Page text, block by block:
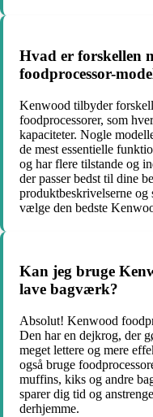
Hvad er forskellen
foodprocessor-
Kenwood tilbyder
foodprocessorer, som
kapaciteter. Nogle
de mest essentielle
og har flere tilstande og
der passer bedst til dine
produktbeskrivelserne
vælge den bedste
Kan jeg bruge
lave bagværk?
Absolut! Kenwood
Den har en dejkrog, der
meget lettere og mere
også bruge
muffins, kiks og andre
sparer dig tid og
derhjemme.